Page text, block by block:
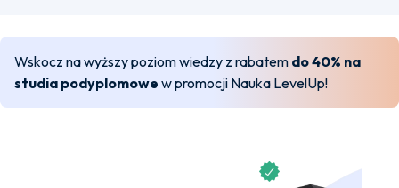
Wskocz na wyższy poziom wiedzy z rabatem do 40% na
studia podyplomowe w promocji Nauka LevelUp!